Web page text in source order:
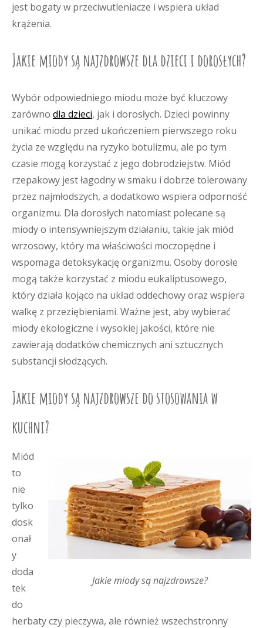
jest bogaty w przeciwutleniacze i wspiera układ
krążenia.
Jakie miody są najzdrowsze dla dzieci i dorosłych?
Wybór odpowiedniego miodu może być kluczowy
zarówno dla dzieci, jak i dorosłych. Dzieci powinny
unikać miodu przed ukończeniem pierwszego roku
życia ze względu na ryzyko botulizmu, ale po tym
czasie mogą korzystać z jego dobrodziejstw. Miód
rzepakowy jest łagodny w smaku i dobrze tolerowany
przez najmłodszych, a dodatkowo wspiera odporność
organizmu. Dla dorosłych natomiast polecane są
miody o intensywniejszym działaniu, takie jak miód
wrzosowy, który ma właściwości moczopędne i
wspomaga detoksykację organizmu. Osoby dorosłe
mogą także korzystać z miodu eukaliptusowego,
który działa kojąco na układ oddechowy oraz wspiera
walkę z przeziębieniami. Ważne jest, aby wybierać
miody ekologiczne i wysokiej jakości, które nie
zawierają dodatków chemicznych ani sztucznych
substancji słodzących.
Jakie miody są najzdrowsze do stosowania w
kuchni?
Jakie miody są najzdrowsze?
Miód
to
nie
tylko
dosk
onał
y
doda
tek
do
herbaty czy pieczywa, ale również wszechstronny